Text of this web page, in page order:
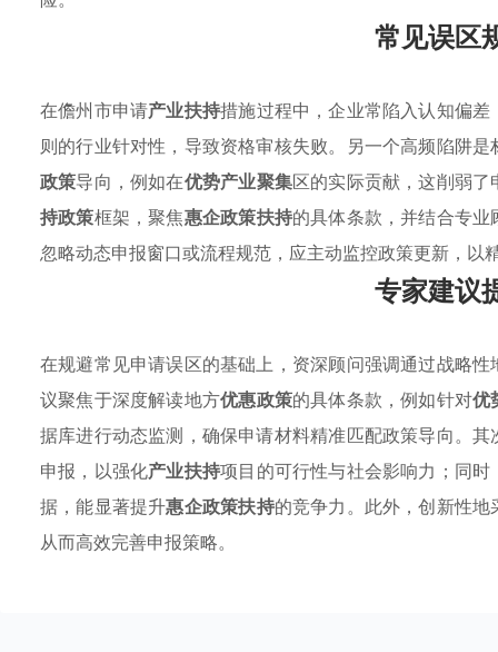
常见误区
在儋州市申请产业扶持措施过程中，企业常陷入认知偏差
则的行业针对性，导致资格审核失败。另一个高频陷阱
政策导向，例如在优势产业聚集区的实际贡献，这削弱
持政策框架，聚焦惠企政策扶持的具体条款，并结合专
忽略动态申报窗口或流程规范，应主动监控政策更新，以
专家建议
在规避常见申请误区的基础上，资深顾问强调通过战略性
议聚焦于深度解读地方优惠政策的具体条款，例如针对优
据库进行动态监测，确保申请材料精准匹配政策导向。
申报，以强化产业扶持项目的可行性与社会影响力；同
据，能显著提升惠企政策扶持的竞争力。此外，创新性
从而高效完善申报策略。